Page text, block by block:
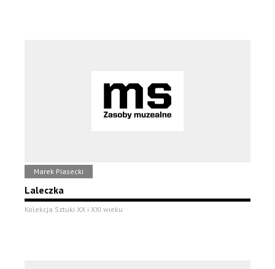
Marek Piasecki
Laleczka
Kolekcja Sztuki XX i XXI wieku